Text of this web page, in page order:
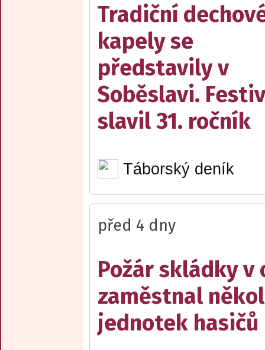
Tradiční
kapely se
představily v
Soběslavi.
slavil 31. ročník
Táborský deník
před 4 dny
Požár skládky v
zaměstnal
jednotek hasičů